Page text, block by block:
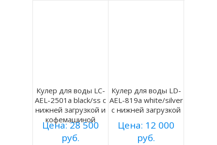
Кулер для воды LC-
AEL-2501a black/ss с
нижней загрузкой и
кофемашиной
Цена: 28 500
руб.
Кулер для воды LD-
AEL-819a white/silver
с нижней загрузкой
Цена: 12 000
руб.